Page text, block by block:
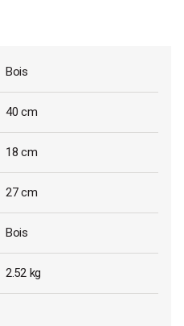
Bois
40 cm
18 cm
27 cm
Bois
2.52 kg